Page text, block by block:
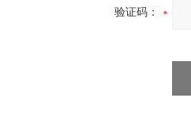
验证码：